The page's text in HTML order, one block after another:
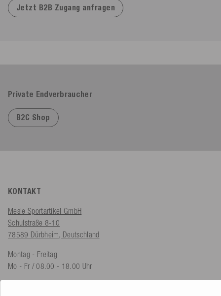
Jetzt B2B Zugang anfragen
Private Endverbraucher
B2C Shop
KONTAKT
Mesle Sportartikel GmbH
Schulstraße 8-10
78589 Dürbheim, Deutschland
Montag - Freitag
Mo - Fr / 08.00 - 18.00 Uhr